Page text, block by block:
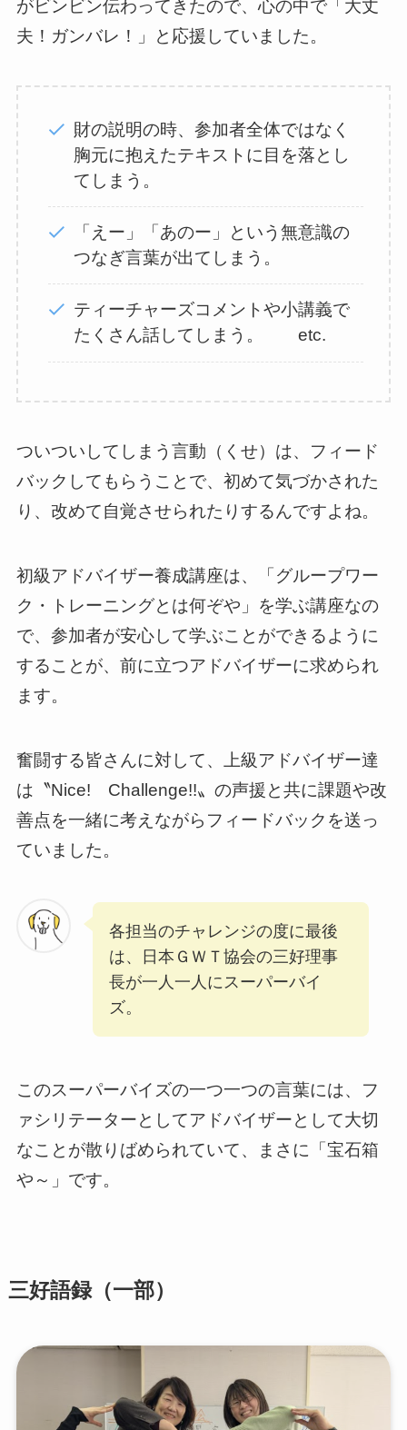
がビンビン伝わってきたので、心の中で「大丈
夫！ガンバレ！」と応援していました。
財の説明の時、参加者全体ではなく
胸元に抱えたテキストに目を落とし
てしまう。
「えー」「あのー」という無意識の
つなぎ言葉が出てしまう。
ティーチャーズコメントや小講義で
たくさん話してしまう。 etc.
ついついしてしまう言動（くせ）は、フィード
バックしてもらうことで、初めて気づかされた
り、改めて自覚させられたりするんですよね。
初級アドバイザー養成講座は、「グループワー
ク・トレーニングとは何ぞや」を学ぶ講座なの
で、参加者が安心して学ぶことができるように
することが、前に立つアドバイザーに求められ
ます。
奮闘する皆さんに対して、上級アドバイザー達
は〝Nice! Challenge!!〟の声援と共に課題や改
善点を一緒に考えながらフィードバックを送っ
ていました。
各担当のチャレンジの度に最後
は、日本ＧＷＴ協会の三好理事
長が一人一人にスーパーバイ
ズ。
このスーパーバイズの一つ一つの言葉には、フ
ァシリテーターとしてアドバイザーとして大切
なことが散りばめられていて、まさに「宝石箱
や～」です。
三好語録（一部）